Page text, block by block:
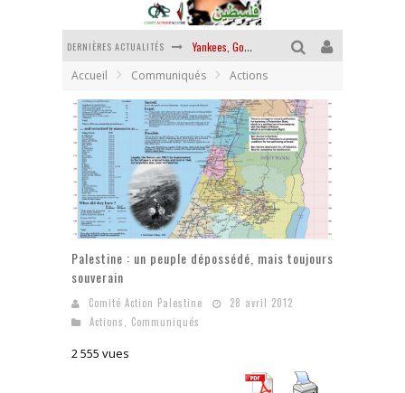
DERNIÈRES ACTUALITÉS Yankees, Go home !
Chantage terroriste
La révolution ou rien
Des accords de paix sans le peuple et contre le peuple
La guerre sioniste, la guerre démographique
La banalité du mal colonial
Accueil Communiqués Actions
Palestine : un peuple dépossédé, mais toujours
souverain
Comité Action Palestine
28 avril 2012
Actions
Communiqués
2 555 vues